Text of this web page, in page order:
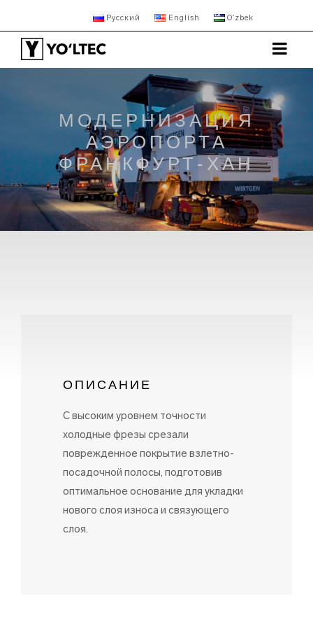
Русский English Oʻzbek
МОДЕРНИЗАЦИЯ
АЭРОПОРТА
ФРАНКФУРТ-ХАН
ОПИСАНИЕ
С высоким уровнем точности
холодные фрезы срезали
поврежденное покрытие взлетно-
посадочной полосы, подготовив
оптимальное основание для укладки
нового слоя износа и связующего
слоя.